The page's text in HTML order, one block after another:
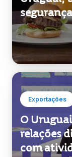
Exportações
O
relações
com
bem-